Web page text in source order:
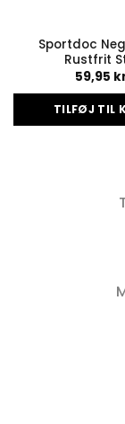
Sportdoc
Rustfrit
59,95
TILFØJ TIL